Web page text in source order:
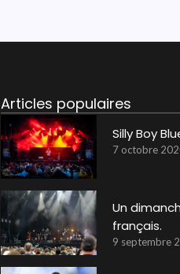
Articles populaires
Silly Boy
7 octobre
Un
français.
9 septembre